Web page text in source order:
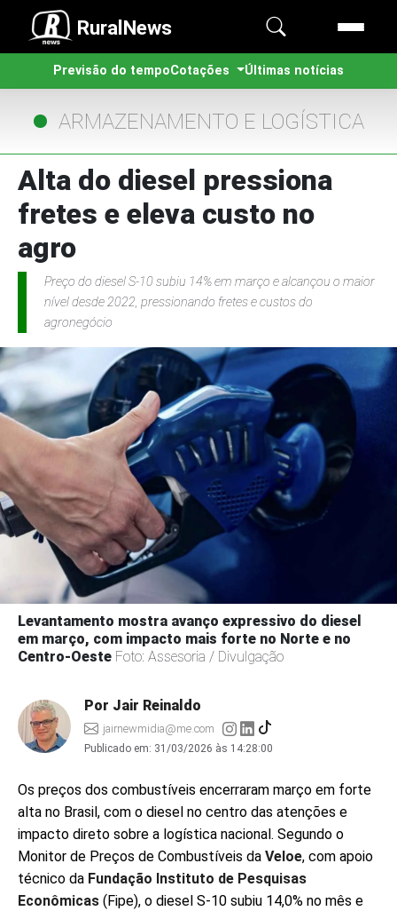
RuralNews
Previsão do tempoCotações Últimas notícias
ARMAZENAMENTO E LOGÍSTICA
Alta do diesel pressiona
fretes e eleva custo no
agro
Preço do diesel S-10 subiu 14% em março e alcançou o maior
nível desde 2022, pressionando fretes e custos do
agronegócio
Levantamento mostra avanço expressivo do diesel
em março, com impacto mais forte no Norte e no
Centro-Oeste Foto: Assesoria / Divulgação
Por Jair Reinaldo
jairnewmidia@me.com
Publicado em: 31/03/2026 às 14:28:00
Os preços dos combustíveis encerraram março em forte
alta no Brasil, com o diesel no centro das atenções e
impacto direto sobre a logística nacional. Segundo o
Monitor de Preços de Combustíveis da Veloe, com apoio
técnico da Fundação Instituto de Pesquisas
Econômicas (Fipe), o diesel S-10 subiu 14,0% no mês e